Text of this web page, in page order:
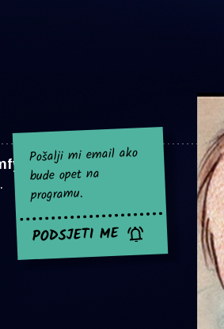
Chairza sad nema
Pošalji mi email ako
bude opet na
programu.
PODSJETI ME